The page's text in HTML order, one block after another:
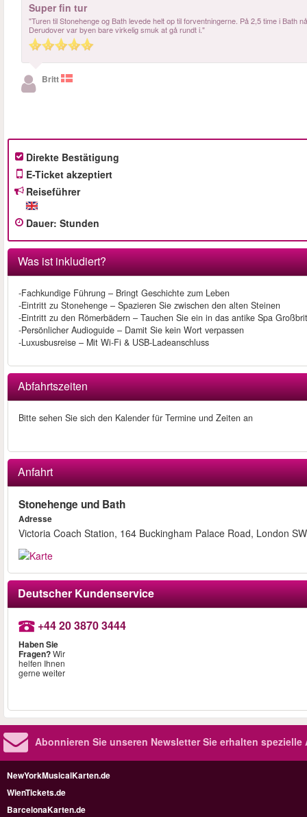
Super fin tur
"Turen til Stonehenge og Bath levede helt op til forventningerne. På 2,5 time i
Derudover var byen bare virkelig smuk at gå rundt i."
Britt
Direkte Bestätigung
E-Ticket akzeptiert
Reiseführer
Dauer: Stunden
Was ist inkludiert?
-Fachkundige Führung – Bringt Geschichte zum Leben
-Eintritt zu Stonehenge – Spazieren Sie zwischen den alten Steinen
-Eintritt zu den Römerbädern – Tauchen Sie ein in das antike Spa
-Persönlicher Audioguide – Damit Sie kein Wort verpassen
-Luxusbusreise – Mit Wi-Fi & USB-Ladeanschluss
Abfahrtszeiten
Bitte sehen Sie sich den Kalender für Termine und Zeiten an
Anfahrt
Stonehenge und Bath
Adresse
Victoria Coach Station, 164 Buckingham Palace Road, London
Deutscher Kundenservice
+44 20 3870 3444
Haben Sie
Fragen?Wir
helfen Ihnen
gerne weiter
Abonnieren Sie unseren NewsletterSie erhalten spezielle
NewYorkMusicalKarten.de
WienTickets.de
BarcelonaKarten.de